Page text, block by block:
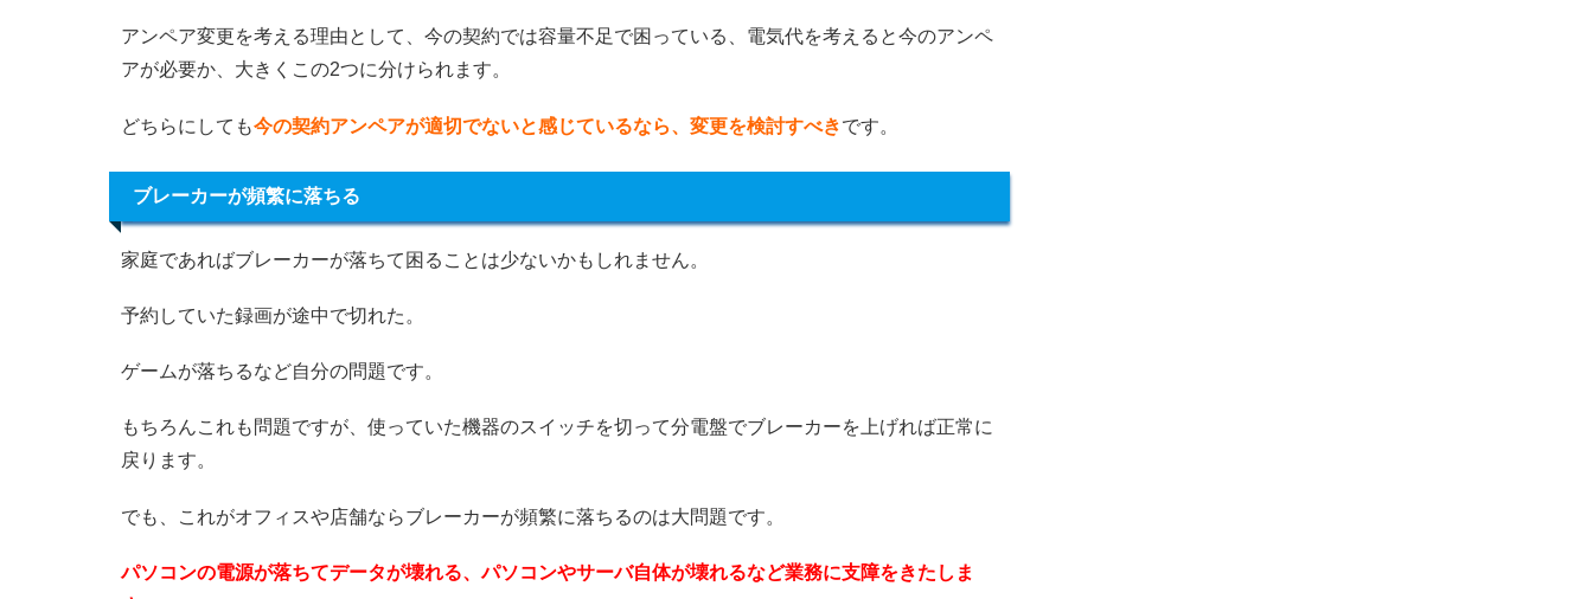
アンペア変更を考える理由として、今の契約では容量不足で困っている、電気代を考えると今のアンペ
アが必要か、大きくこの2つに分けられます。
どちらにしても今の契約アンペアが適切でないと感じているなら、変更を検討すべきです。
ブレーカーが頻繁に落ちる
家庭であればブレーカーが落ちて困ることは少ないかもしれません。
予約していた録画が途中で切れた。
ゲームが落ちるなど自分の問題です。
もちろんこれも問題ですが、使っていた機器のスイッチを切って分電盤でブレーカーを上げれば正常に
戻ります。
でも、これがオフィスや店舗ならブレーカーが頻繁に落ちるのは大問題です。
パソコンの電源が落ちてデータが壊れる、パソコンやサーバ自体が壊れるなど業務に支障をきたしま